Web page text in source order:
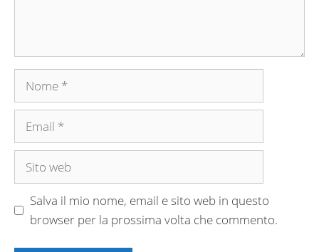
Nome
Email
Sito
Salva il mio nome, email e sito web in questo
browser per la prossima volta che commento.